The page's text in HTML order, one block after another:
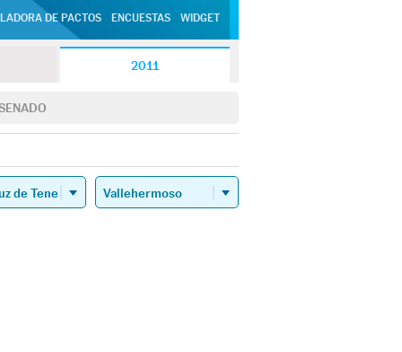
DE PACTOS ENCUESTAS WIDGET
2011